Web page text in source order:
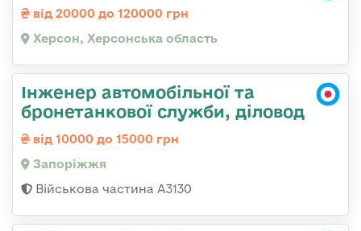
від 20000 до 120000 грн
Херсон, Херсонська область
Інженер автомобільної та
бронетанкової служби, діловод
від 10000 до 15000 грн
Запоріжжя
Військова частина А3130